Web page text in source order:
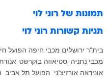
תמונות של רוני לוי
תגיות קשורות רוני לוי
בית"ר ירושלים מכבי חיפה הפועל
מכבי נתניה סטיאווה בוקרשט
אוניראה אורזיצ'ני
הפועל תל אביב